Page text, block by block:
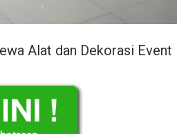
Alat dan Dekorasi Event